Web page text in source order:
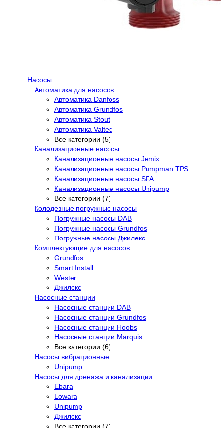
Насосы
Автоматика для насосов
Автоматика Danfoss
Автоматика Grundfos
Автоматика Stout
Автоматика Valtec
Все категории (5)
Канализационные насосы
Канализационные насосы Jemix
Канализационные насосы Pumpman TPS
Канализационные насосы SFA
Канализационные насосы Unipump
Все категории (7)
Колодезные погружные насосы
Погружные насосы DAB
Погружные насосы Grundfos
Погружные насосы Джилекс
Комплектующие для насосов
Grundfos
Smart Install
Wester
Джилекс
Насосные станции
Насосные станции DAB
Насосные станции Grundfos
Насосные станции Hoobs
Насосные станции Marquis
Все категории (6)
Насосы вибрационные
Unipump
Насосы для дренажа и канализации
Ebara
Lowara
Unipump
Джилекс
Все категории (7)